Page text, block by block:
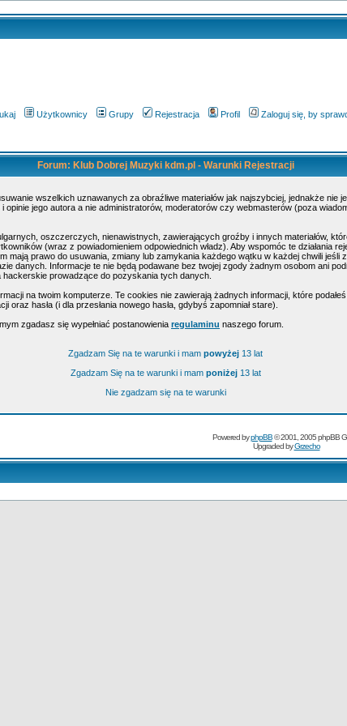
Użytkownicy Grupy Rejestracja Profil Zaloguj się, by
Forum: Klub Dobrej Muzyki kdm.pl - Warunki Rejestracji
wszelkich uznawanych za obraźliwe materiałów jak najszybciej, jednakże
jego autora a nie administratorów, moderatorów czy webmasterów (poza
oszczerczych, nienawistnych, zawierających groźby i innych materiałów,
(wraz z powiadomieniem odpowiednich władz). Aby wspomóc te działania
mają prawo do usuwania, zmiany lub zamykania każdego wątku w każdej chwili
danych. Informacje te nie będą podawane bez twojej zgody żadnym osobom ani
prowadzące do pozyskania tych danych.
na twoim komputerze. Te cookies nie zawierają żadnych informacji, które
hasła (i dla przesłania nowego hasła, gdybyś zapomniał stare).
zgadasz się wypełniać postanowienia regulaminu naszego forum.
Zgadzam Się na te warunki i mam powyżej 13 lat
Zgadzam Się na te warunki i mam poniżej13 lat
Nie zgadzam się na te warunki
Powered byphpBB© 2001, 2005 phpBB
Upgraded byGrzecho